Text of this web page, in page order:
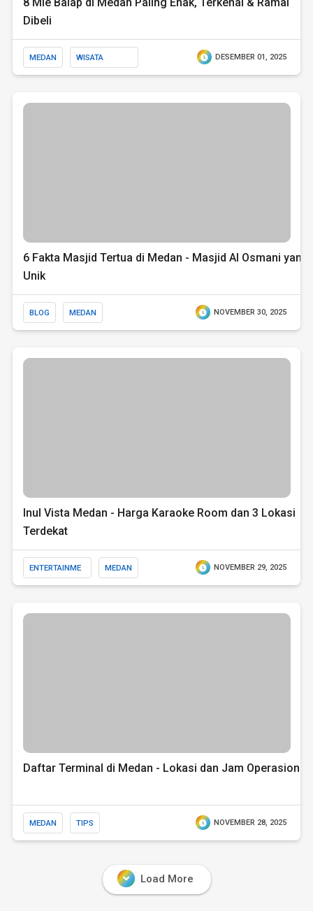
Dibeli
MEDAN
WISATA
KULINER
DESEMBER 01, 2025
6 Fakta Masjid Tertua di Medan - Masjid Al Osmani yang
Unik
BLOG MEDAN NOVEMBER 30, 2025
Inul Vista Medan - Harga Karaoke Room dan 3 Lokasi
Terdekat
ENTERTAINME
NT
MEDAN NOVEMBER 29, 2025
Daftar Terminal di Medan - Lokasi dan Jam Operasional
MEDAN TIPS NOVEMBER 28, 2025
Load More